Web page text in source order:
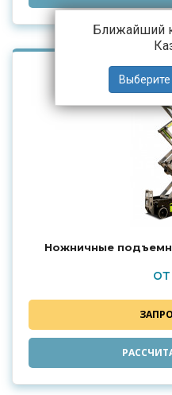
Ближайший
Ножничные
от